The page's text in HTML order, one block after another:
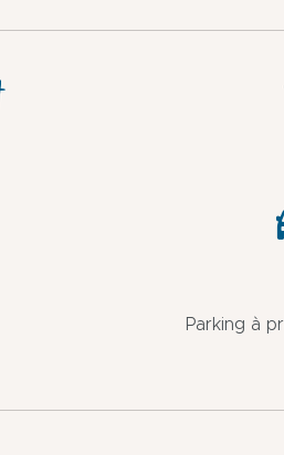
Parking à